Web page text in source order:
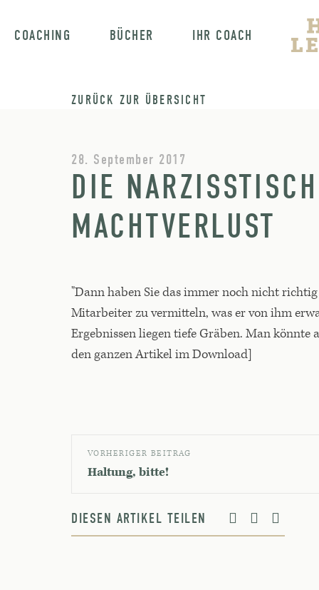
COACHING BÜCHER IHR COACH
ZURÜCK ZUR ÜBERSICHT
28. September 2017
DIE
MACHTVERLUST
"Dann haben Sie das immer noch nicht
Mitarbeiter zu vermitteln, was er von ihm
Ergebnissen liegen tiefe Gräben. Man könnte
den ganzen Artikel im Download]
VORHERIGER BEITRAG
Haltung, bitte!
DIESEN ARTIKEL TEILEN